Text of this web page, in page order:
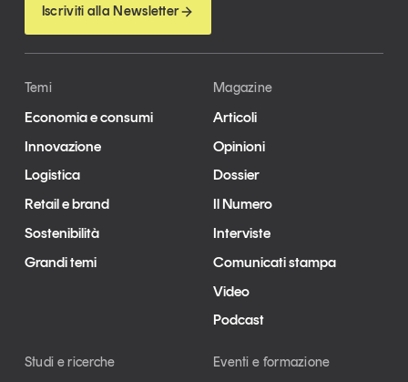
Iscriviti alla Newsletter
Temi
Economia e consumi
Innovazione
Logistica
Retail e brand
Sostenibilità
Grandi temi
Magazine
Articoli
Opinioni
Dossier
Il Numero
Interviste
Comunicati stampa
Video
Podcast
Studi e ricerche Eventi e formazione